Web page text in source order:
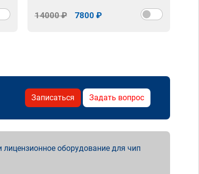
14000 ₽ 7800 ₽
Записаться Задать вопрос
оборудование для чип